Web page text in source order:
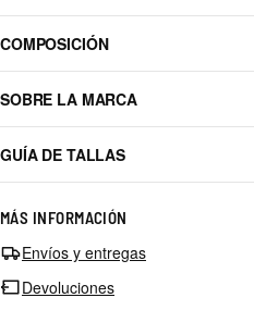
COMPOSICIÓN
SOBRE LA MARCA
GUÍA DE TALLAS
MÁS INFORMACIÓN
Envíos y entregas
Devoluciones